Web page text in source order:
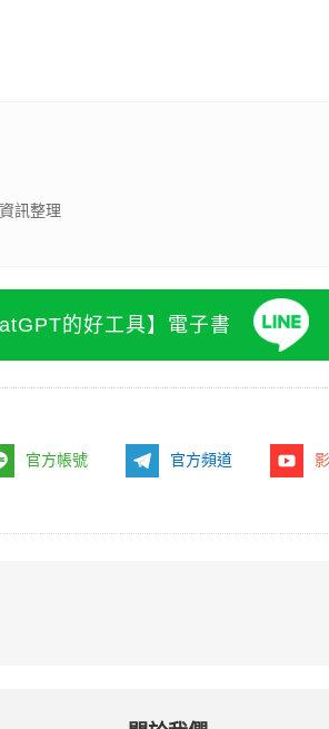
訊整理
的好工具】電子書
官方帳號 官方頻道